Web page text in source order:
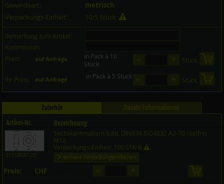
Gewindeart:
metrisch
Verpackungs-Einheit:
10/5 Stück
Bemerkung zum Artikel:
Kommission:
Preis:
auf Anfrage
in Pack à 10
Stück
Stück
Ihr Preis: auf Anfrage in Pack à 5 Stück Stück
Zubehör
Artikel-Nr.
Bezeichnung
Preis CHF
Menge
0155B00120
Sechskantmuttern 0,8d, DIN934 ISO4032 A2-70 rostfrei
M12
Verpackungs-Einheit: 100 STK-B
weitere Verpackungseinheiten
Preis: CHF